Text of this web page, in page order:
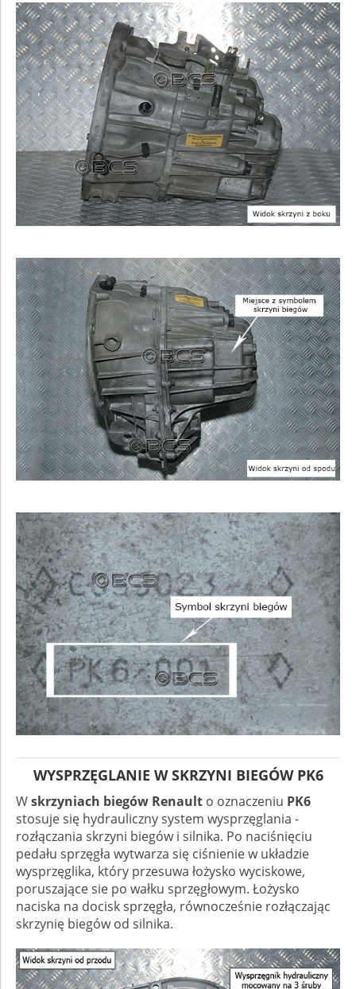
WYSPRZĘGLANIE W SKRZYNI BIEGÓW PK6
Wskrzyniach biegów Renault o oznaczeniu PK6
stosuje się hydrauliczny system wysprzęglania -
rozłączania skrzyni biegów i silnika. Po naciśnięciu
pedału sprzęgła wytwarza się ciśnienie w układzie
wysprzęglika, który przesuwa łożysko wyciskowe,
poruszające sie po wałku sprzęgłowym. Łożysko
naciska na docisk sprzęgła, równocześnie rozłączając
skrzynię biegów od silnika.